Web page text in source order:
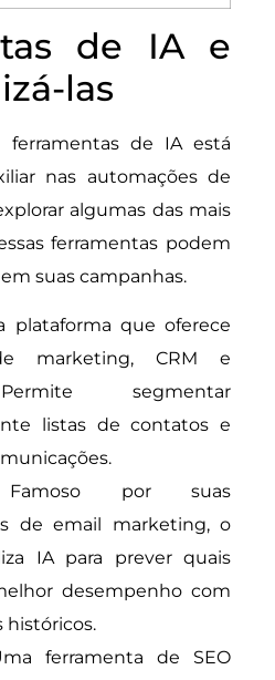
de IA e
las
ferramentas de IA está
nas automações de
algumas das mais
ferramentas podem
suas campanhas.
plataforma que oferece
marketing, CRM e
segmentar
listas de contatos e
por suas
de email marketing, o
IA para prever quais
desempenho com
históricos.
ferramenta de SEO